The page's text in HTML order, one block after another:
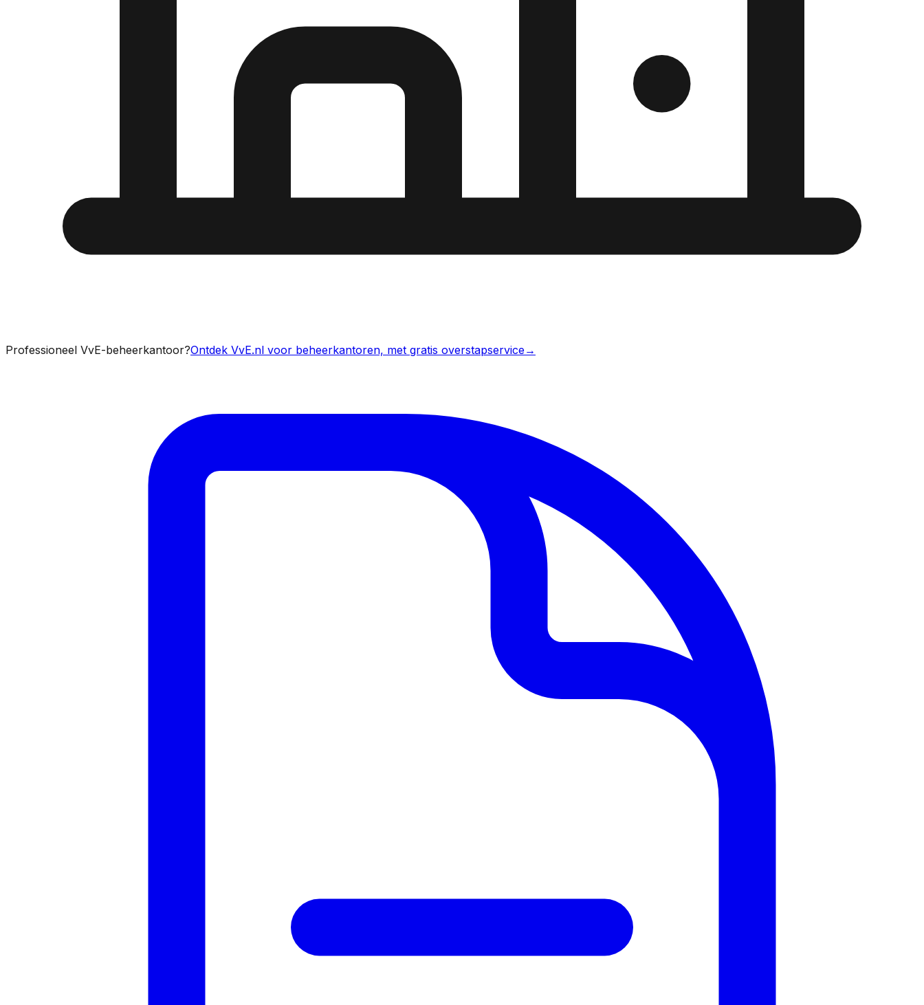
Professioneel VvE-beheerkantoor?Ontdek VvE.nl voor beheerkantoren, met gratis overstapservice→